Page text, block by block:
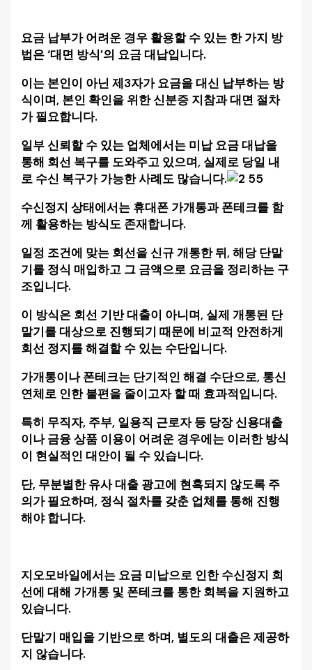
요금 납부가 어려운 경우 활용할 수 있는 한 가지 방
법은 ‘대면 방식’의 요금 대납입니다.
이는 본인이 아닌 제3자가 요금을 대신 납부하는 방
식이며, 본인 확인을 위한 신분증 지참과 대면 절차
가 필요합니다.
일부 신뢰할 수 있는 업체에서는 미납 요금 대납을
통해 회선 복구를 도와주고 있으며, 실제로 당일 내
로 수신 복구가 가능한 사례도 많습니다.
수신정지 상태에서는 휴대폰 가개통과 폰테크를 함
께 활용하는 방식도 존재합니다.
일정 조건에 맞는 회선을 신규 개통한 뒤, 해당 단말
기를 정식 매입하고 그 금액으로 요금을 정리하는 구
조입니다.
이 방식은 회선 기반 대출이 아니며, 실제 개통된 단
말기를 대상으로 진행되기 때문에 비교적 안전하게
회선 정지를 해결할 수 있는 수단입니다.
가개통이나 폰테크는 단기적인 해결 수단으로, 통신
연체로 인한 불편을 줄이고자 할 때 효과적입니다.
특히 무직자, 주부, 일용직 근로자 등 당장 신용대출
이나 금융 상품 이용이 어려운 경우에는 이러한 방식
이 현실적인 대안이 될 수 있습니다.
단, 무분별한 유사 대출 광고에 현혹되지 않도록 주
의가 필요하며, 정식 절차를 갖춘 업체를 통해 진행
해야 합니다.
지오모바일에서는 요금 미납으로 인한 수신정지 회
선에 대해 가개통 및 폰테크를 통한 회복을 지원하고
있습니다.
단말기 매입을 기반으로 하며, 별도의 대출은 제공하
지 않습니다.